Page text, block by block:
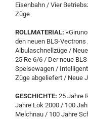
Eisenbahn / Vier
Züge
ROLLMATERIAL:
den neuen BLS-
Albulaschnellzüge /
25 Re 6/6 / Der neue
Speisewagen /
Züge abgeliefert / Neue
GESCHICHTE: 25 Jahre
Jahre Lok 2000 / 100
Melchnau / 100 Jahre